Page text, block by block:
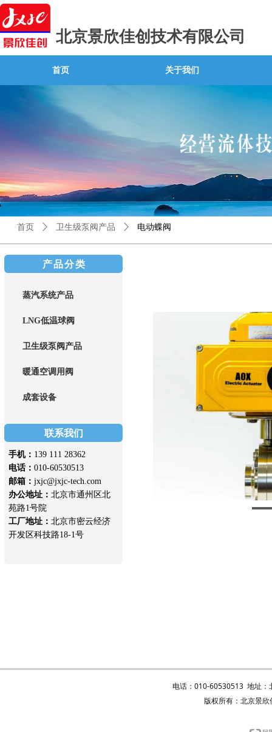
北京景欣佳创技术有限公司
首页 关于我们
首页 ꄲ 卫生级泵阀产品 ꄲ 电动蝶阀
产品分类
联系我们
蒸汽系统产品
LNG低温球阀
卫生级泵阀产品
暖通空调用阀
成套设备
手机： 139 111 28362
电话： 010-60530513
邮箱： jxjc@jxjc-tech.com
办公地址： 北京市通州区北
苑路1号院
工厂地址： 北京市密云经济
开发区科技路18-1号
电话：010-60530513 地址：
版权所有：北京景